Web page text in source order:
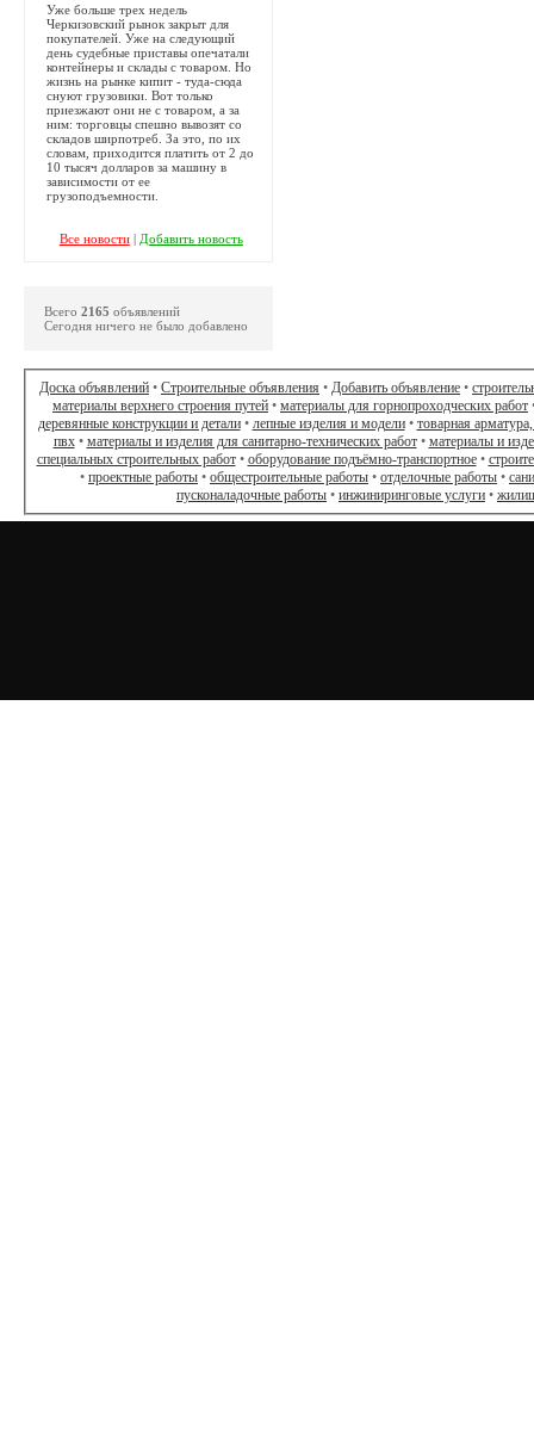
Уже больше трех недель
Черкизовский рынок закрыт для
покупателей. Уже на следующий
день судебные приставы опечатали
контейнеры и склады с товаром. Но
жизнь на рынке кипит - туда-сюда
снуют грузовики. Вот только
приезжают они не с товаром, а за
ним: торговцы спешно вывозят со
складов ширпотреб. За это, по их
словам, приходится платить от 2 до
10 тысяч долларов за машину в
зависимости от ее
грузоподъемности.
Все новости| Добавить новость
Всего 2165 объявлений
Сегодня ничего не было добавлено
Доска объявлений • Строительные объявления • Добавить объявление •
материалы верхнего строения путей • материалы для горнопроходческих работ
деревянные конструкции и детали• лепные изделия и модели• товарная
пвх• материалы и изделия для санитарно-технических работ• материалы и
специальных строительных работ• оборудование подъёмно-транспортное•
• проектные работы • общестроительные работы • отделочные работы •
пусконаладочные работы • инжиниринговые услуги •